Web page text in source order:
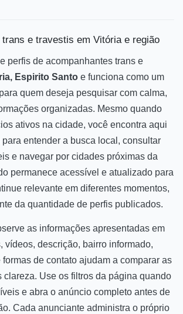
crédito e débito, te darei um atendimento
satisfatório e maravilhoso para você querer
super tranquilo ou se preferir em motel e hotel.
Não passe vontade, te surpreenderei na cama
para termos uma safadeza fantástica e
satisfatória, me contate, beijos.
e travestis em Vitória e região
perfis de acompanhantes trans e
Espirito Santo e funciona como um
quem deseja pesquisar com calma,
organizadas. Mesmo quando
ativos na cidade, você encontra aqui
entender a busca local, consultar
e navegar por cidades próximas da
permanece acessível e atualizado para
relevante em diferentes momentos,
da quantidade de perfis publicados.
as informações apresentadas em
vídeos, descrição, bairro informado,
de contato ajudam a comparar as
clareza. Use os filtros da página quando
e abra o anúncio completo antes de
Cada anunciante administra o próprio